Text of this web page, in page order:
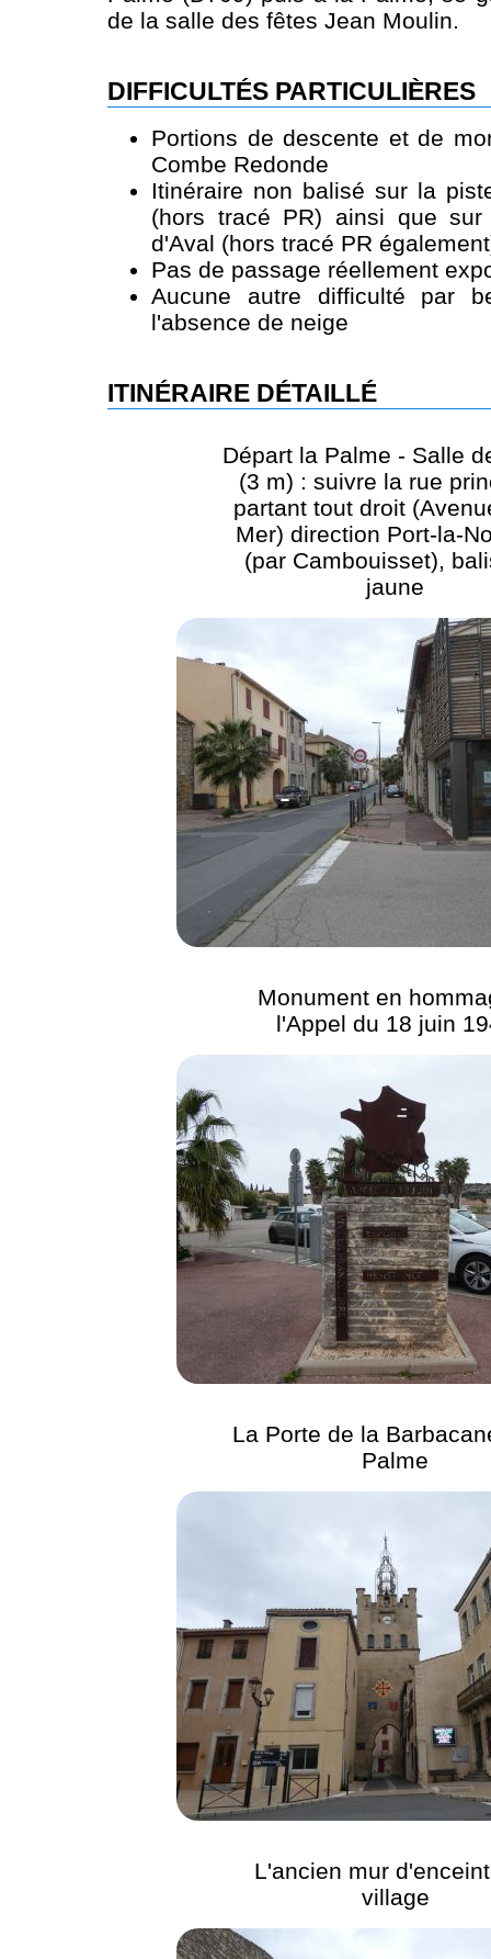
de la salle des fêtes Jean Moulin.
DIFFICULTÉS PARTICULIÈRES
Portions de descente et de
Combe Redonde
Itinéraire non balisé sur la
(hors tracé PR) ainsi que
d'Aval (hors tracé PR
Pas de passage réellement
Aucune autre difficulté par
l'absence de neige
ITINÉRAIRE DÉTAILLÉ
Départ la Palme - Salle
(3 m) : suivre la rue
partant tout droit
Mer) direction Port-la-
(par Cambouisset),
jaune
Monument en
l'Appel du 18 juin
La Porte de la
Palme
L'ancien mur
village